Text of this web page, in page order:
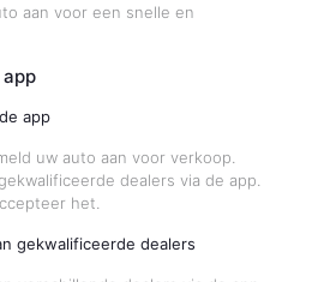
aan voor een snelle en
app
uw auto aan voor verkoop.
dealers via de app.
het.
gekwalificeerde dealers